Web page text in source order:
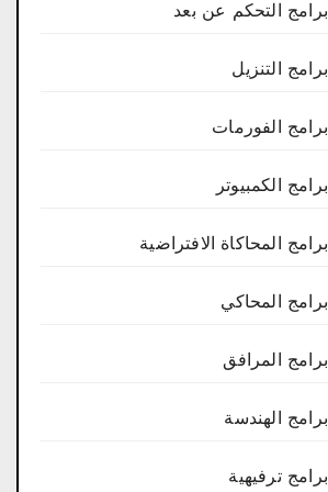
برامج التحكم عن بعد
برامج التنزيل
برامج الفورمات
برامج الكمبيوتر
برامج المحاكاة الافتراضية
برامج المحاكي
برامج المرافق
برامج الهندسة
برامج ترفيهية